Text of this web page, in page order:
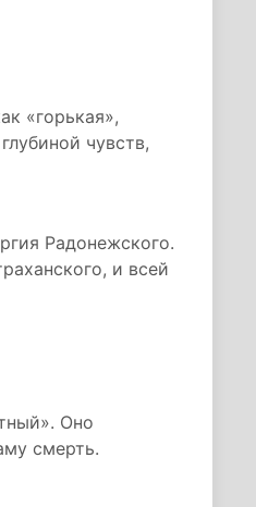
«горькая»,
чувств,
Радонежского.
и всей
Оно
смерть.